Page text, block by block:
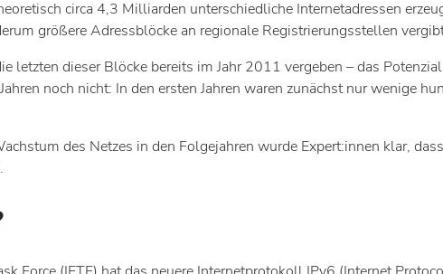
circa 4,3 Milliarden unterschiedliche Internetadressen
größere Adressblöcke an regionale Registrierungsstellen
letzten dieser Blöcke bereits im Jahr 2011 vergeben – das
noch nicht: In den ersten Jahren waren zunächst nur wenige
des Netzes in den Folgejahren wurde Expert:innen klar,